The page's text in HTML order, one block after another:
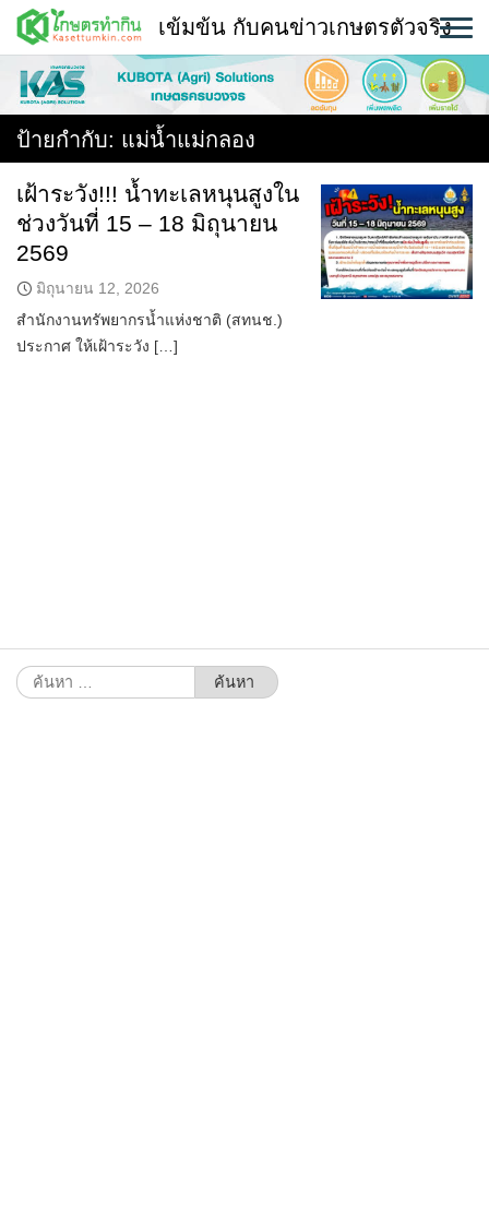
Skip
content
พืช
หน้าแรก
แวดวงเกษตร
ใคร ทำอะไร ที่ไหน
สถานีข่าววันนี้
เข้มข้น กับคนข่าวเกษตรตัวจริง
ป้ายกำกับ: แม่น้ำแม่กลอง
เฝ้าระวัง!!! น้ำทะเลหนุนสูงใน
ช่วงวันที่ 15 – 18 มิถุนายน
2569
มิถุนายน 12, 2026
สำนักงานทรัพยากรน้ำแห่งชาติ (สทนช.)
ประกาศ ให้เฝ้าระวัง […]
ค้นหา
สำหรับ: